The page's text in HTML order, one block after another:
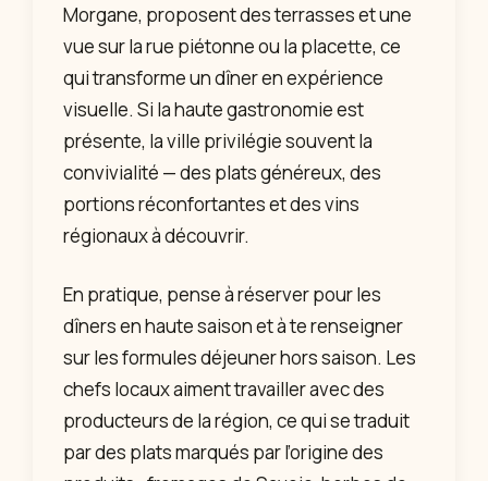
Morgane, proposent des terrasses et une
vue sur la rue piétonne ou la placette, ce
qui transforme un dîner en expérience
visuelle. Si la haute gastronomie est
présente, la ville privilégie souvent la
convivialité — des plats généreux, des
portions réconfortantes et des vins
régionaux à découvrir.
En pratique, pense à réserver pour les
dîners en haute saison et à te renseigner
sur les formules déjeuner hors saison. Les
chefs locaux aiment travailler avec des
producteurs de la région, ce qui se traduit
par des plats marqués par l’origine des